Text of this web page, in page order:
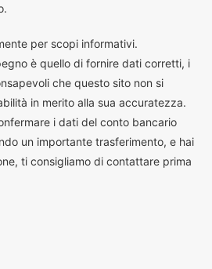
per scopi informativi.
è quello di fornire dati corretti, i
che questo sito non si
in merito alla sua accuratezza.
i dati del conto bancario
un importante trasferimento, e hai
ti consigliamo di contattare prima